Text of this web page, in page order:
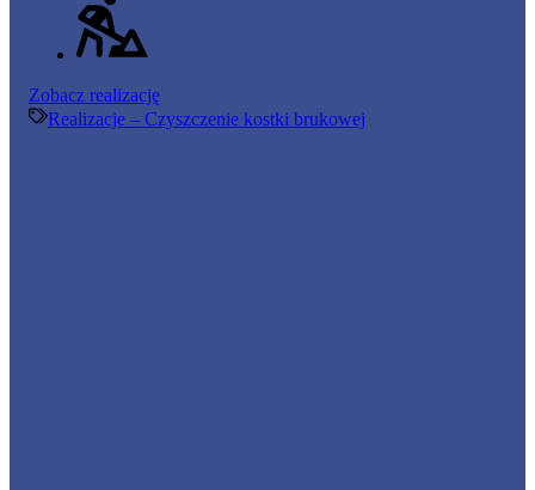
Zobacz realizacjęCzyszczenie
kostki
Realizacje – Czyszczenie kostki brukowej